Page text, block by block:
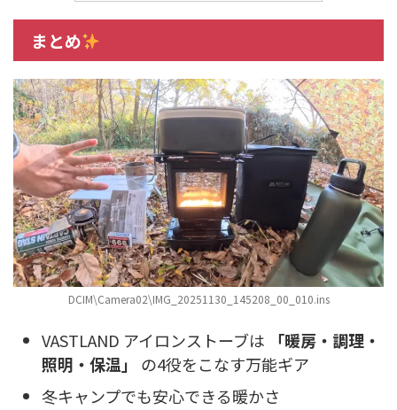
まとめ
DCIM\Camera02\IMG_20251130_145208_00_010.ins
VASTLAND アイロンストーブは
「暖房・調理・
照明・保温」
の4役をこなす万能ギア
冬キャンプでも安心できる暖かさ